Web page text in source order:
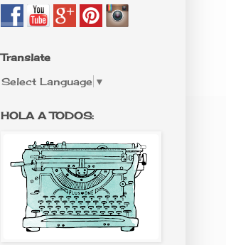
Translate
Select Language ▼
HOLA A TODOS: